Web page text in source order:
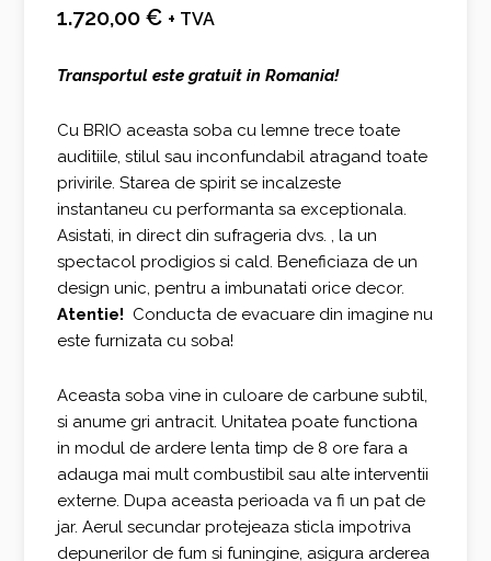
1.720,00€ + TVA
Transportul este gratuit in Romania!
Cu BRIO aceasta soba cu lemne trece toate
auditiile, stilul sau inconfundabil atragand toate
privirile. Starea de spirit se incalzeste
instantaneu cu performanta sa exceptionala.
Asistati, in direct din sufrageria dvs. , la un
spectacol prodigios si cald. Beneficiaza de un
design unic, pentru a imbunatati orice decor.
Atentie! Conducta de evacuare din imagine nu
este furnizata cu soba!
Aceasta soba vine in culoare de carbune subtil,
si anume gri antracit. Unitatea poate functiona
in modul de ardere lenta timp de 8 ore fara a
adauga mai mult combustibil sau alte interventii
externe. Dupa aceasta perioada va fi un pat de
jar. Aerul secundar protejeaza sticla impotriva
depunerilor de fum si funingine, asigura arderea